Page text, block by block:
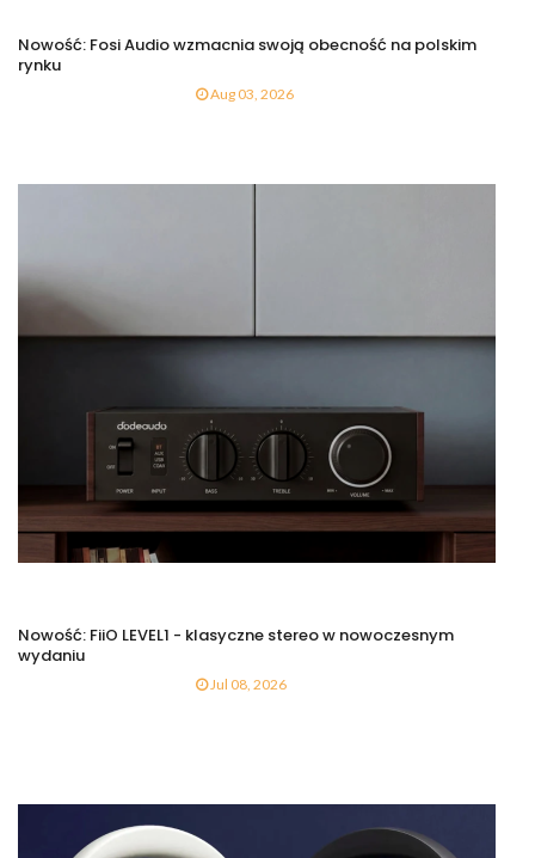
Nowość: Fosi Audio wzmacnia swoją obecność na polskim
rynku
Aug 03, 2026
Nowość: FiiO LEVEL1 - klasyczne stereo w nowoczesnym
wydaniu
Jul 08, 2026